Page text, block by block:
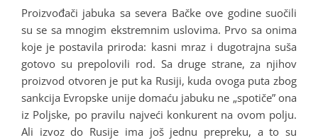
Proizvođači jabuka sa severa Bačke ove godine suočili
su se sa mnogim ekstremnim uslovima. Prvo sa onima
koje je postavila priroda: kasni mraz i dugotrajna suša
gotovo su prepolovili rod. Sa druge strane, za njihov
proizvod otvoren je put ka Rusiji, kuda ovoga puta zbog
sankcija Evropske unije domaću jabuku ne „spotiče” ona
iz Poljske, po pravilu najveći konkurent na ovom polju.
Ali izvoz do Rusije ima još jednu prepreku, a to su